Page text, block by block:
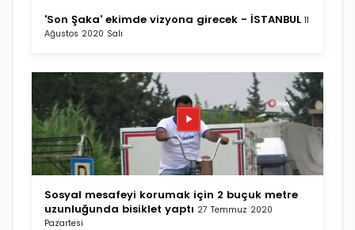
'Son Şaka' ekimde vizyona girecek - İSTANBUL 11
Ağustos 2020 Salı
Sosyal mesafeyi korumak için 2 buçuk metre
uzunluğunda bisiklet yaptı 27 Temmuz 2020
Pazartesi